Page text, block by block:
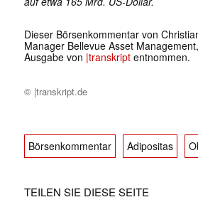
Dieser Börsenkommentar von
Manager Bellevue Asset
Ausgabe von |transkriptentnommen.
© |transkript.de
Börsenkommentar Adipositas
TEILEN SIE DIESE SEITE